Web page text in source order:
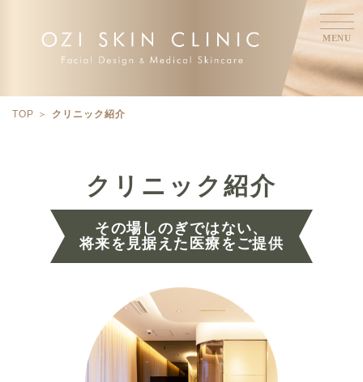
TOP クリニック紹介
クリニック紹介
その場しのぎではない、
将来を見据えた医療をご提供
MENU